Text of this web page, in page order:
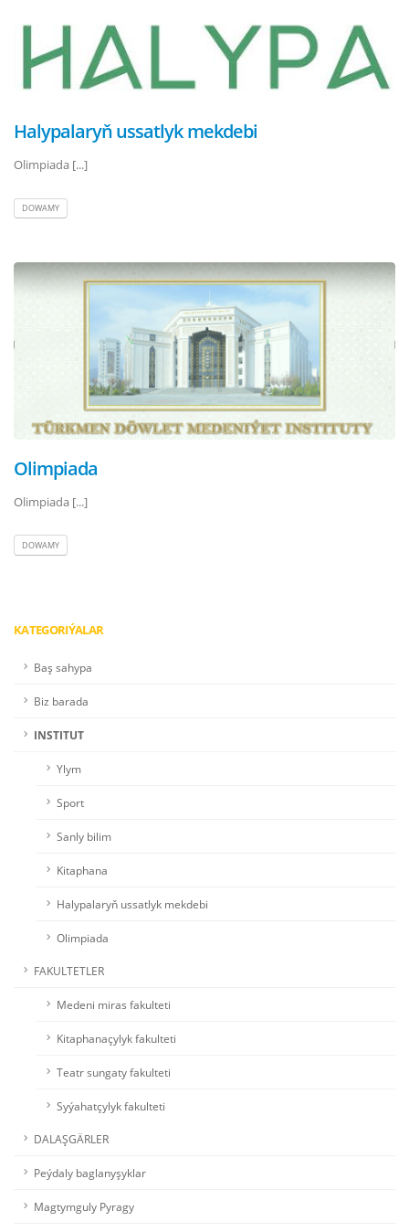
Halypalaryň ussatlyk mekdebi
Olimpiada [...]
DOWAMY
Olimpiada
Olimpiada [...]
DOWAMY
KATEGORIÝALAR
Baş sahypa
Biz barada
INSTITUT
Ylym
Sport
Sanly bilim
Kitaphana
Halypalaryň ussatlyk mekdebi
Olimpiada
FAKULTETLER
Medeni miras fakulteti
Kitaphanaçylyk fakulteti
Teatr sungaty fakulteti
Syýahatçylyk fakulteti
DALAŞGÄRLER
Peýdaly baglanyşyklar
Magtymguly Pyragy